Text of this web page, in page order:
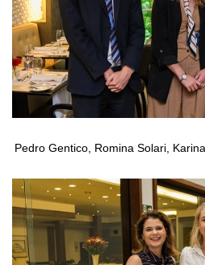
Pedro Gentico, Romina Solari,